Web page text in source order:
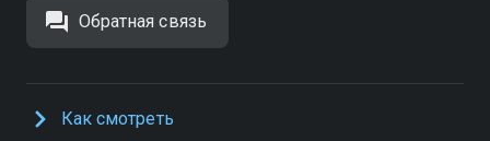
Обратная связь
Как смотреть